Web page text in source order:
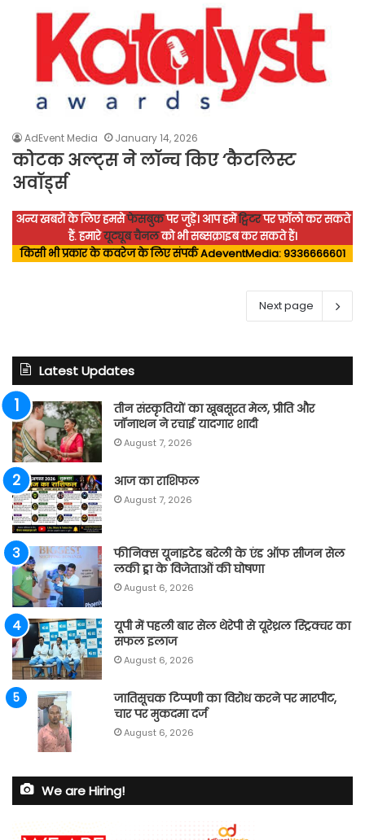
AdEvent Media January 14, 2026
कोटक अल्ट्स ने लॉन्च किए ‘कैटलिस्ट
अवॉर्ड्स
अन्य खबरों के लिए हमसेफेसबुकपर जुड़ें। आप हमेंट्विटरपर फ़ॉलो कर सकते
हैं.हमारेयूट्यूब चैनलको भी सब्सक्राइब कर सकते हैं।
किसी भी प्रकार के कवरेज के लिए संपर्क AdeventMedia: 9336666601
Next page
Latest Updates
तीन संस्कृतियों का खूबसूरत मेल, प्रीति और
जॉनाथन ने रचाई यादगार शादी
August 7, 2026
आज का राशिफल
August 7, 2026
फीनिक्स यूनाइटेड बरेली के एंड ऑफ सीजन सेल
लकी ड्रा के विजेताओं की घोषणा
August 6, 2026
यूपी में पहली बार सेल थेरेपी से यूरेथ्रल स्ट्रिक्चर का
सफल इलाज
August 6, 2026
जातिसूचक टिप्पणी का विरोध करने पर मारपीट,
चार पर मुकदमा दर्ज
August 6, 2026
We are Hiring!